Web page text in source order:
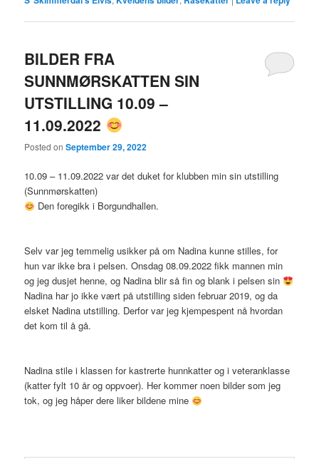
BILDER FRA
SUNNMØRSKATTEN SIN
UTSTILLING 10.09 –
11.09.2022
Posted onSeptember 29, 2022
10.09 – 11.09.2022 var det duket for klubben min sin utstilling
(Sunnmørskatten)
Den foregikk i Borgundhallen.
Selv var jeg temmelig usikker på om Nadina kunne stilles, for
hun var ikke bra i pelsen. Onsdag 08.09.2022 fikk mannen min
og jeg dusjet henne, og Nadina blir så fin og blank i pelsen sin
Nadina har jo ikke vært på utstilling siden februar 2019, og da
elsket Nadina utstilling. Derfor var jeg kjempespent nå hvordan
det kom til å gå.
Nadina stile i klassen for kastrerte hunnkatter og i veteranklasse
(katter fylt 10 år og oppvoer). Her kommer noen bilder som jeg
tok, og jeg håper dere liker bildene mine